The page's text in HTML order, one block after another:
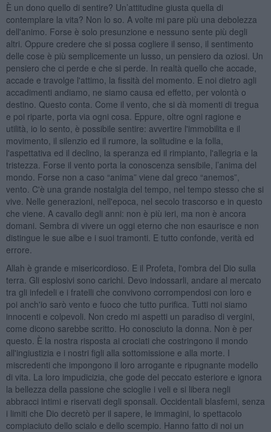
È un dono quello di sentire? Un’attitudine giusta quella di
contemplare la vita? Non lo so. A volte mi pare più una debolezza
dell'animo. Forse è solo presunzione e nessuno sente più degli
altri. Oppure credere che si possa cogliere il senso, il sentimento
delle cose è più semplicemente un lusso, un pensiero da oziosi. Un
pensiero che ci perde e che si perde. In realtà quello che accade,
accade e travolge l'attimo, la fissità del momento. E noi dietro agli
accadimenti andiamo, ne siamo causa ed effetto, per volontà o
destino. Questo conta. Come il vento, che si dà momenti di tregua
e poi riparte, porta via ogni cosa. Eppure, oltre ogni ragione e
utilità, io lo sento, è possibile sentire: avvertire l'immobilita e il
movimento, il silenzio ed il rumore, la solitudine e la folla,
l'aspettativa ed il declino, la speranza ed il rimpianto, l'allegria e la
tristezza. Forse il vento porta la conoscenza sensibile, l’anima del
mondo. Forse non a caso “anima” viene dal greco “anemos”,
vento. C'è una grande nostalgia del tempo, nel tempo stesso che si
vive. Nelle generazioni, nell'epoca, nel secolo trascorso e in questo
che viene. A cavallo degli anni: non è più ieri, ma non è ancora
domani. Sembra di vivere un oggi eterno che non esaurisce e non
distingue le sue albe e i suoi tramonti. E tutto confonde, verità ed
errore.
Allah è grande e misericordioso. E il Profeta, l'ombra del Dio sulla
terra. Gli esplosivi sono carichi. Devo indossarli, andare al mercato
tra gli infedeli e i fratelli che convivono corrompendosi con loro e
poi anch'io sarò vento e fuoco che tutto purifica. Tutti noi siamo
innocenti e colpevoli. Non credo mi aspetti un paradiso di vergini,
come dicono sarebbe scritto. Ho conosciuto la donna. Non è per
questo. È la nostra risposta ai crociati che costringono il mondo
all'ingiustizia e i nostri figli alla sottomissione e alla morte. I
miscredenti che impongono il loro arrogante e ripugnante modello
di vita. La loro impudicizia, che gode del peccato esteriore e ignora
la bellezza della passione che scioglie i veli e si libera negli
abbracci intimi e riservati degli sponsali. Occidentali blasfemi, senza
i limiti che Dio decretò per il sapere, le immagini, lo spettacolo
compiaciuto dello scialo e dello scempio. Hanno fatto di noi un